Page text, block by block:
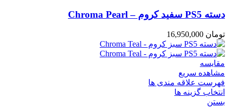
دسته PS5 سفید کروم – Chroma Pearl
تومان
مقایسه
مشاهده سریع
فهرست علاقه مندی ها
انتخاب گزینه ها
بستن